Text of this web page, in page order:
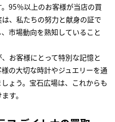
95％以上のお客様が当店の買
、私たちの努力と献身の証で
市場動向を熟知していること
お客様にとって特別な記憶と
の大切な時計やジュエリーを通
ょう。宝石広場は、これからも
す。